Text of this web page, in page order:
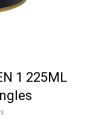
1 225ML